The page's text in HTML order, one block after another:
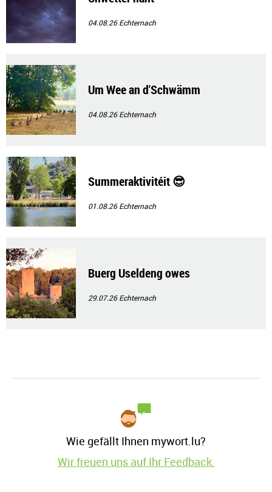
04.08.26Echternach
Um Wee an d'Schwämm
04.08.26Echternach
Summeraktivitéit 😎
01.08.26Echternach
Buerg Useldeng owes
29.07.26Echternach
Wie gefällt Ihnen mywort.lu?
Wir freuen uns auf Ihr Feedback.